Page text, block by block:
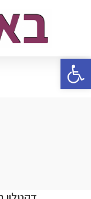
פתח סרגל נגישות